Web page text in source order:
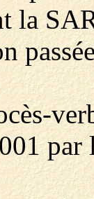
la
par